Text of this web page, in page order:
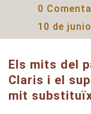
0
10 de
Els mits del
Claris i el
mit